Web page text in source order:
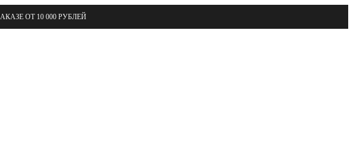
ОТ 10 000 РУБЛЕЙ